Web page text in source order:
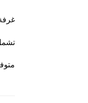
تشمل